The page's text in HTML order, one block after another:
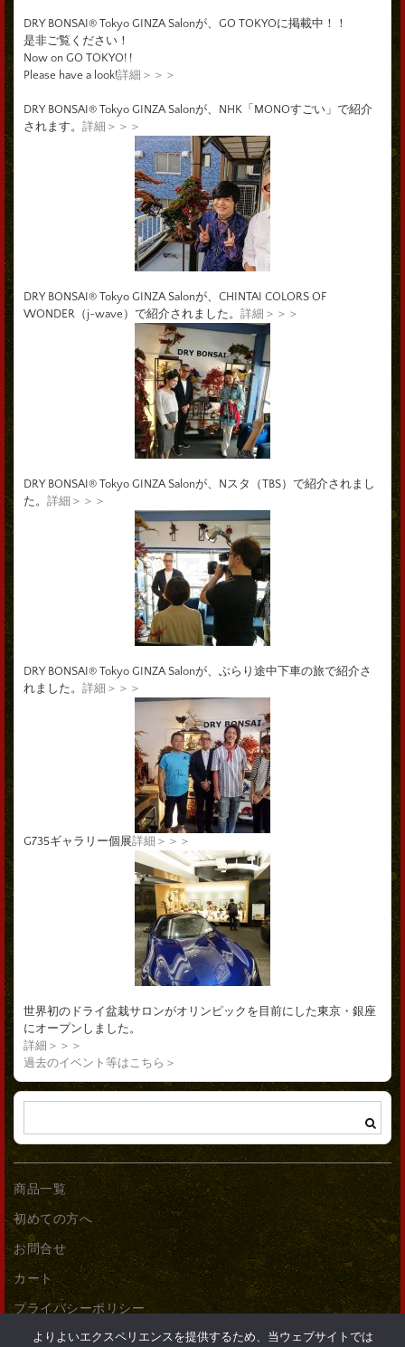
DRY BONSAI® Tokyo GINZA Salonが、GO TOKYOに掲載中！！
是非ご覧ください！
Now on GO TOKYO! !
Please have a look!詳細＞＞＞
DRY BONSAI® Tokyo GINZA Salonが、NHK「MONOすごい」で紹介
されます。 詳細＞＞＞
DRY BONSAI® Tokyo GINZA Salonが、CHINTAI COLORS OF
WONDER（j-wave）で紹介されました。 詳細＞＞＞
DRY BONSAI® Tokyo GINZA Salonが、Nスタ（TBS）で紹介されまし
た。 詳細＞＞＞
DRY BONSAI® Tokyo GINZA Salonが、ぶらり途中下車の旅で紹介さ
れました。 詳細＞＞＞
G735ギャラリー個展詳細＞＞＞
世界初のドライ盆栽サロンがオリンピックを目前にした東京・銀座
にオープンしました。
詳細＞＞＞
過去のイベント等はこちら＞
商品一覧
初めての方へ
お問合せ
カート
プライバシーポリシー
よりよいエクスペリエンスを提供するため、当ウェブサイトでは